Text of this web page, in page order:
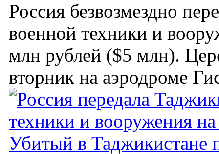
Россия безвозмездно
военной техники и
млн рублей ($5 млн).
вторник на аэродроме
Убитый в Таджикистане